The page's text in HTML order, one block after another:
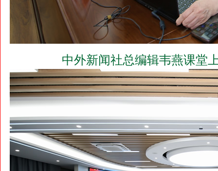
中外新闻社总编辑韦燕课堂